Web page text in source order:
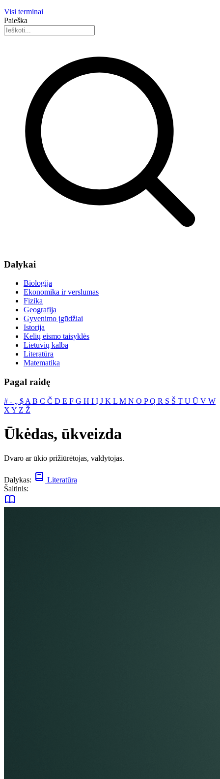
Visi terminai
Paieška
Dalykai
Biologija
Ekonomika ir verslumas
Fizika
Geografija
Gyvenimo įgūdžiai
Istorija
Kelių eismo taisyklės
Lietuvių kalba
Literatūra
Matematika
Pagal raidę
# ‐ „ $ A B C Č D E F G H I Į J K L M N O PQ R S Š T U Ū V W
X Y Z Ž
Ūkėdas, ūkveizda
Dvaro ar ūkio prižiūrėtojas, valdytojas.
Dalykas:
Literatūra
Šaltinis: